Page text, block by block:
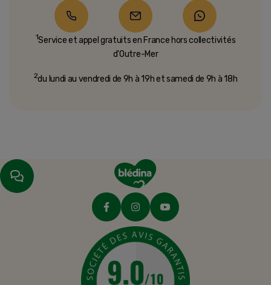
1Service et appel gratuits en France hors collectivités
d'Outre-Mer​
2du lundi au vendredi de 9h à 19h et samedi de 9h à 18h